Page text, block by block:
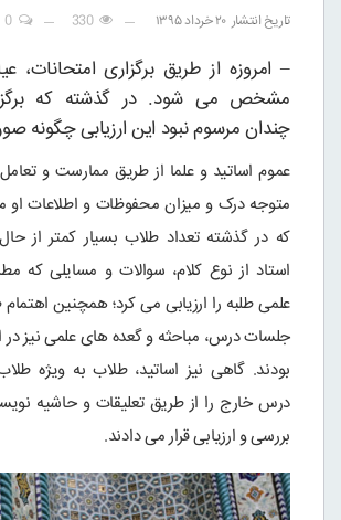
تاریخ انتشار ۲۰ خرداد ۱۳۹۵ 330
– امروزه از طریق برگزاری امتحانات،
مشخص می شود. در گذشته که
چندان مرسوم نبود این ارزیابی چگونه
عموم اساتید و علما از طریق ممارست و
متوجه درک و میزان محفوظات و اطلاعات او
که در گذشته تعداد طلاب بسیار کمتر از
استاد از نوع کلام، سوالات و مسایلی که
علمی طلبه را ارزیابی می کرد؛ همچنین
جلسات درس، مباحثه و گعده های علمی نیز
بودند. گاهی نیز اساتید، طلاب به ویژه
درس خارج را از طریق تعلیقات و حاشیه
بررسی و ارزیابی قرار می دادند.